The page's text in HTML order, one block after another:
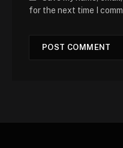
for the next time I